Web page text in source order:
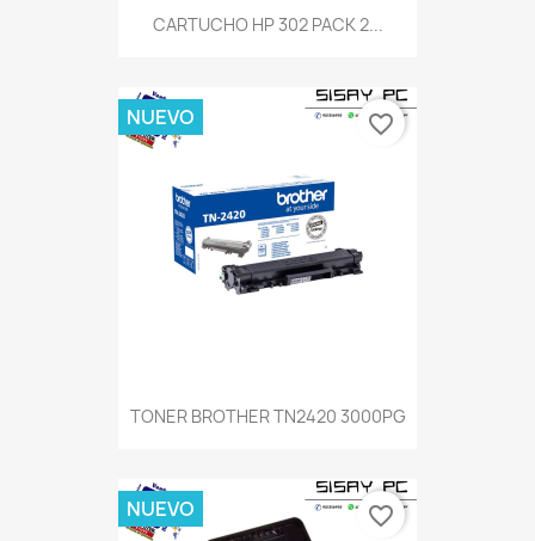
CARTUCHO HP 302 PACK 2...
TONER BROTHER TN2420 3000PG
NUEVO favorite_border
NUEVO favorite_border